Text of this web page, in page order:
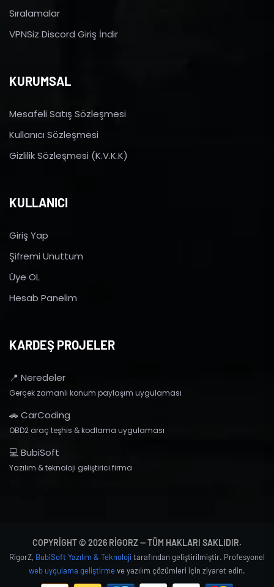
Sıralamalar
VPNSiz Discord Giriş İndir
KURUMSAL
Mesafeli Satış Sözleşmesi
Kullanıcı Sözleşmesi
Gizlilik Sözleşmesi (K.V.K.K)
KULLANICI
Giriş Yap
Şifremi Unuttum
Üye OL
Hesab Panelim
KARDEŞ PROJELER
📍 Neredeler
Gerçek zamanlı konum paylaşım uygulaması
🚗 CarCoding
OBD2 araç teşhis & kodlama uygulaması
💻 BubiSoft
Yazılım & teknoloji geliştirici firma
COPYRIGHT © 2026 RIGORZ — TÜM HAKLARI SAKLIDIR.
RigorZ, BubiSoft Yazılım & Teknoloji tarafından geliştirilmiştir. Profesyonel
web uygulama geliştirmeve yazılım çözümleri için ziyaret edin.